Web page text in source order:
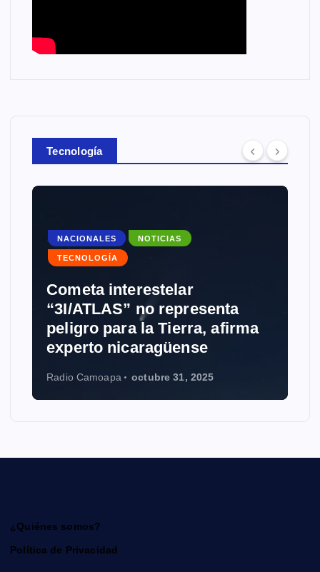
Tecnología
NACIONALES NOTICIAS
TECNOLOGÍA
Cometa interestelar
“3I/ATLAS” no representa
peligro para la Tierra, afirma
experto nicaragüense
Radio Camoapa octubre 31, 2025
¿Quiénes somos?
Política de Privacidad